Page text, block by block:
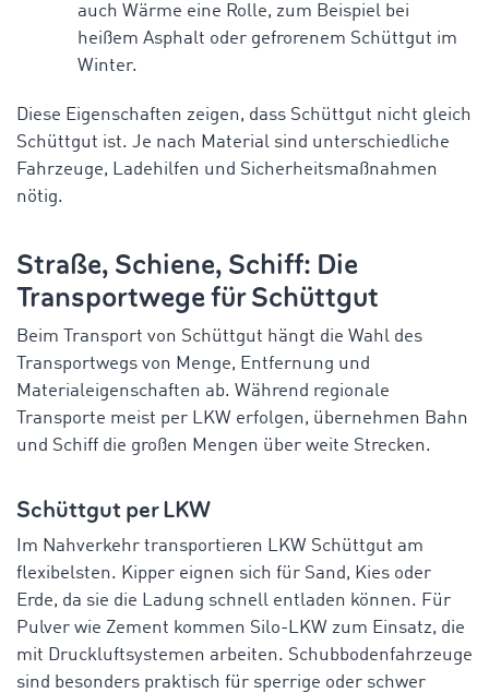
auch Wärme eine Rolle, zum Beispiel bei
heißem Asphalt oder gefrorenem Schüttgut im
Winter.
Diese Eigenschaften zeigen, dass Schüttgut nicht gleich
Schüttgut ist. Je nach Material sind unterschiedliche
Fahrzeuge, Ladehilfen und Sicherheitsmaßnahmen
nötig.
Straße, Schiene, Schiff: Die
Transportwege für Schüttgut
Beim Transport von Schüttgut hängt die Wahl des
Transportwegs von Menge, Entfernung und
Materialeigenschaften ab. Während regionale
Transporte meist per LKW erfolgen, übernehmen Bahn
und Schiff die großen Mengen über weite Strecken.
Schüttgut per LKW
Im Nahverkehr transportieren LKW Schüttgut am
flexibelsten. Kipper eignen sich für Sand, Kies oder
Erde, da sie die Ladung schnell entladen können. Für
Pulver wie Zement kommen Silo-LKW zum Einsatz, die
mit Druckluftsystemen arbeiten. Schubbodenfahrzeuge
sind besonders praktisch für sperrige oder schwer